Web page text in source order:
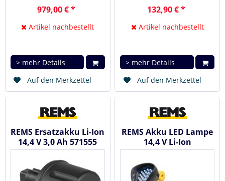
979,00 € *
Artikel nachbestellt
> mehr Details
Auf den Merkzettel
132,90 € *
Artikel nachbestellt
> mehr Details
Auf den Merkzettel
REMS Ersatzakku Li-Ion
14,4 V 3,0 Ah 571555
REMS Akku LED Lampe
14,4 V Li-Ion